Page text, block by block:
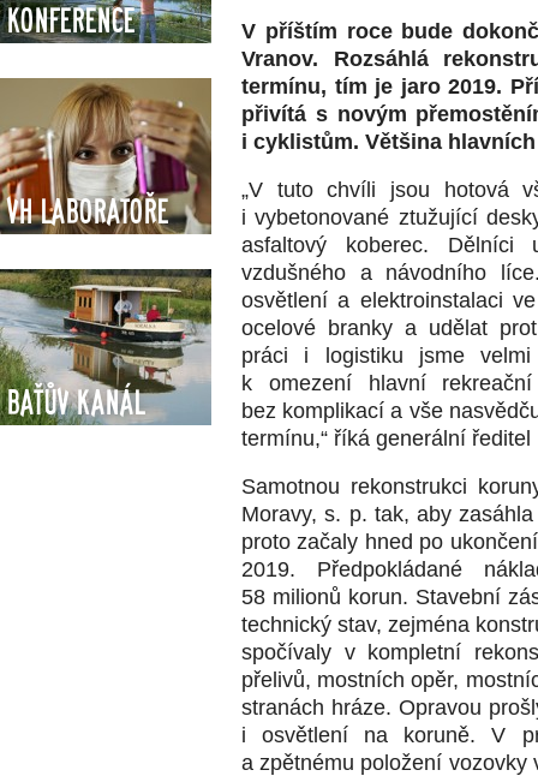
Konference
VH Laboratoře
Baťův kanál
V příštím roce bude
Vranov. Rozsáhlá
termínu, tím je jaro 2019.
přivítá s novým
i cyklistům. Většina
„V tuto chvíli jsou hotová
i vybetonované ztužující
asfaltový koberec.
vzdušného a návodního
osvětlení a elektroinstalaci
ocelové branky a udělat
práci i logistiku jsme
k omezení hlavní
bez komplikací a vše
termínu,“ říká generální
Samotnou rekonstrukci
Moravy, s. p. tak, aby
proto začaly hned po
2019. Předpokládané
58 milionů korun. Stavební
technický stav, zejména
spočívaly v kompletní
přelivů, mostních opěr,
stranách hráze. Opravou
i osvětlení na koruně. V
a zpětnému položení